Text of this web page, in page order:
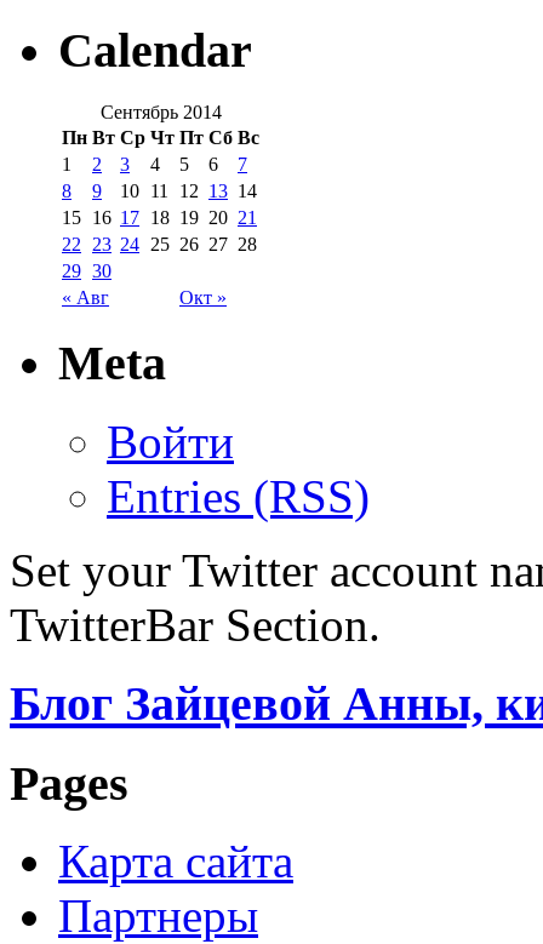
Calendar
Сентябрь 2014
Пн Вт Ср Чт Пт Сб Вс
« Авг Окт »
1 2 3 4 5 6
7
8
9 10 11 12 13 14
15 16 17 18 19 20 21
22
23 24 25 26 27 28
29 30
Meta
Войти
Entries (RSS)
Set your Twitter account
TwitterBar Section.
Блог Зайцевой Анны,
Pages
Карта сайта
Партнеры